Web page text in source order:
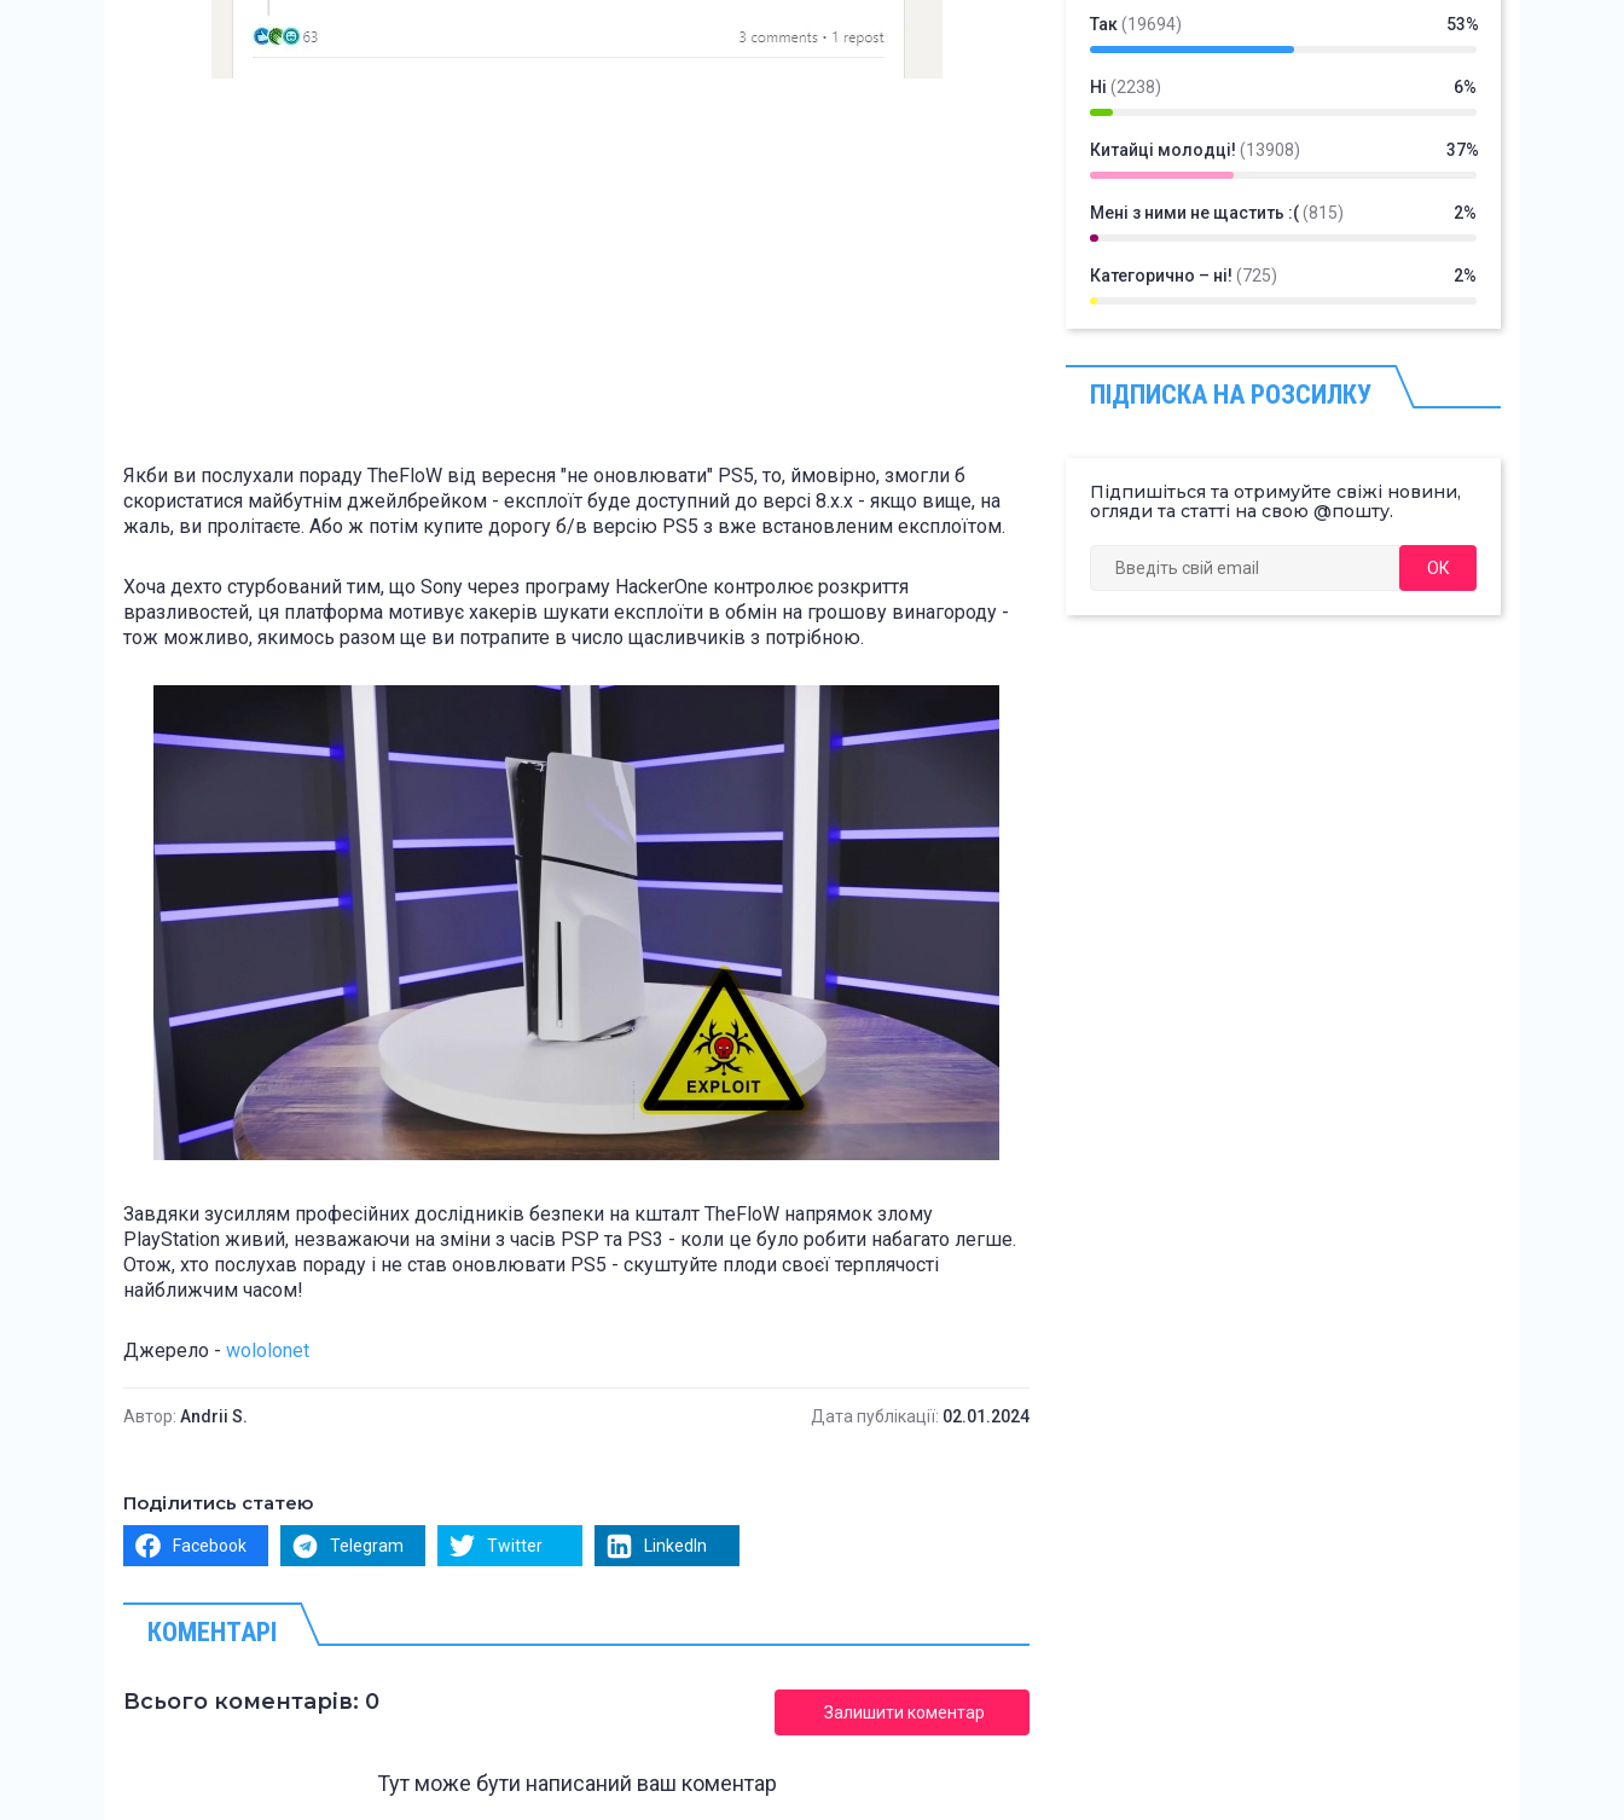
Якби ви послухали пораду TheFloW від вересня "не оновлювати" PS5, то, ймовірно, змогли б
скористатися майбутнім джейлбрейком - експлоїт буде доступний до версі 8.х.х - якщо вище, на
жаль, ви пролітаєте. Або ж потім купите дорогу б/в версію PS5 з вже встановленим експлоїтом.
Хоча дехто стурбований тим, що Sony через програму HackerOne контролює розкриття
вразливостей, ця платформа мотивує хакерів шукати експлоїти в обмін на грошову винагороду -
тож можливо, якимось разом ще ви потрапите в число щасливчиків з потрібною.
Завдяки зусиллям професійних дослідників безпеки на кшталт TheFloW напрямок злому
PlayStation живий, незважаючи на зміни з часів PSP та PS3 - коли це було робити набагато легше.
Отож, хто послухав пораду і не став оновлювати PS5 - скуштуйте плоди своєї терплячості
найближчим часом!
Джерело - wololonet
Автор: Andrii S. Дата публікації: 02.01.2024
Поділитись статею
Facebook Telegram Twitter LinkedIn
КОМЕНТАРІ
Всього коментарів: 0 Залишити коментар
Тут може бути написаний ваш коментар
Так(19694) 53%
Ні (2238) 6%
Китайці молодці! (13908) 37%
Мені з ними не щастить :((815) 2%
Категорично – ні! (725) 2%
ПІДПИСКА НА РОЗСИЛКУ
Підпишіться та отримуйте свіжі новини,
огляди та статті на свою @пошту.
ОК